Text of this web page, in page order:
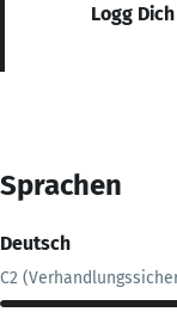
Logg
Sprachen
Deutsch
C2